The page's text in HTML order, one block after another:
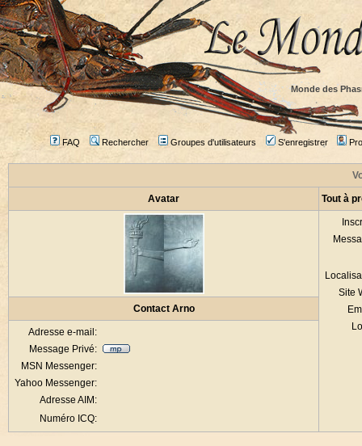
Monde des
FAQ Rechercher Groupes d'utilisateurs S'enregistrer
Avatar Tout à
Site
Contact Arno
Adresse e-mail:
Message Privé:
MSN Messenger:
Yahoo Messenger:
Adresse AIM:
Numéro ICQ: